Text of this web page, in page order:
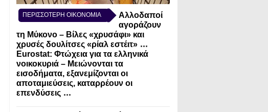
ΠΕΡΙΣΣΟΤΕΡΗ ΟΙΚΟΝΟΜΙΑ
Αλλοδαποί
αγοράζουν
τη Μύκονο – Βίλες «χρυσάφι» και
χρυσές δουλίτσες «ρίαλ εστέιτ» ...
Eurostat: Φτώχεια για τα ελληνικά
νοικοκυριά – Μειώνονται τα
εισοδήματα, εξανεμίζονται οι
αποταμιεύσεις, καταρρέουν οι
επενδύσεις ...